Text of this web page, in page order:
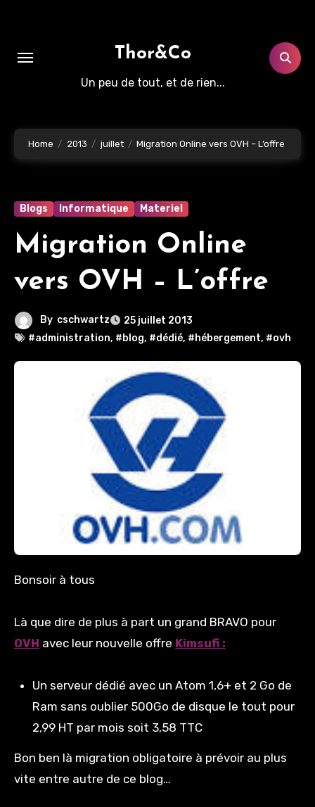
Thor&Co
Un peu de tout, et de rien...
Home 2013 juillet Migration Online vers OVH – L’offre
Blogs Informatique Materiel
Migration Online
vers OVH – L’offre
By cschwartz
25 juillet 2013
#administration, #blog, #dédié, #hébergement, #ovh
Bonsoir à tous
Là que dire de plus à part un grand BRAVO pour
OVH avec leur nouvelle offre Kimsufi :
Un serveur dédié avec un Atom 1,6+ et 2 Go de
Ram sans oublier 500Go de disque le tout pour
2,99 HT par mois soit 3,58 TTC
Bon ben là migration obligatoire à prévoir au plus
vite entre autre de ce blog…